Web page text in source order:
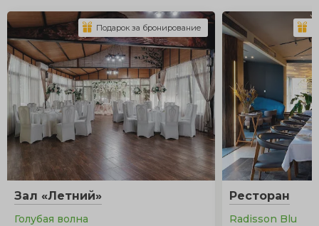
Зал «Летний»
Голубая волна
Подарок за бронирование
Ресторан
Radisson Blu